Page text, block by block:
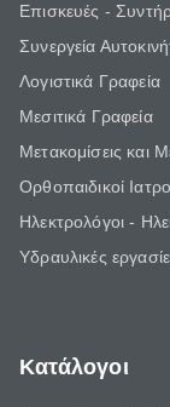
Επισκευές -
Συνεργεία
Λογιστικά Γραφεία
Μεσιτικά Γραφεία
Μετακομίσεις και
Ορθοπαιδικοί
Ηλεκτρολόγοι -
Υδραυλικές
Κατάλογοι